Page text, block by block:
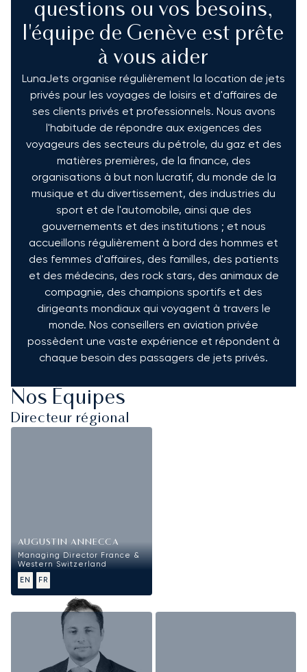
questions ou vos besoins,
l'équipe de Genève est prête
à vous aider
LunaJets organise régulièrement la location de jets
privés pour les voyages de loisirs et d'affaires de
ses clients privés et professionnels. Nous avons
l'habitude de répondre aux exigences des
voyageurs des secteurs du pétrole, du gaz et des
matières premières, de la finance, des
organisations à but non lucratif, du monde de la
musique et du divertissement, des industries du
sport et de l'automobile, ainsi que des
gouvernements et des institutions ; et nous
accueillons régulièrement à bord des hommes et
des femmes d'affaires, des familles, des patients
et des médecins, des rock stars, des animaux de
compagnie, des champions sportifs et des
dirigeants mondiaux qui voyagent à travers le
monde. Nos conseillers en aviation privée
possèdent une vaste expérience et répondent à
chaque besoin des passagers de jets privés.
Nos Équipes
Directeur régional
AUGUSTIN ANNECCA
Managing Director France &
Western Switzerland
EN
FR